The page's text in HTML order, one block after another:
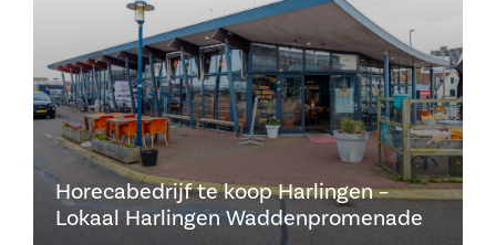
Horecabedrijf te koop Harlingen –
Lokaal Harlingen Waddenpromenade